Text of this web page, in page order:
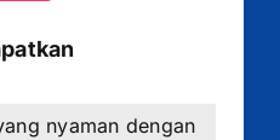
nyaman dengan